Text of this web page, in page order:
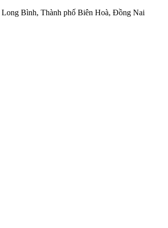
Bình, Thành phố Biên Hoà, Đồng Nai